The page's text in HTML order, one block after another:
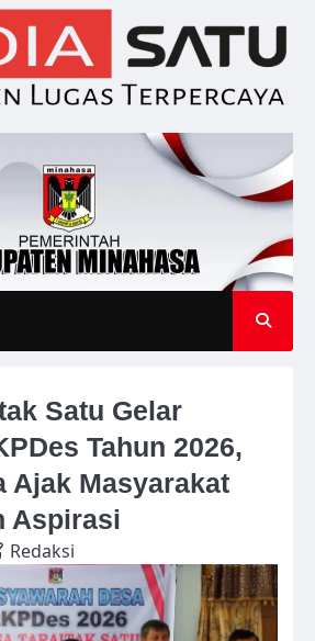
Satu Gelar
Tahun 2026,
Ajak Masyarakat
Aspirasi
Redaksi